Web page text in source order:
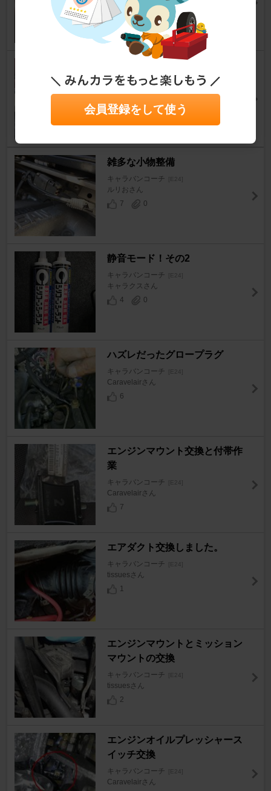
4
0
キャラバンコーチ [E24]
ルリおさん
3
0
雑多な小物整備
キャラバンコーチ [E24]
ルリおさん
7
0
静音モード！その2
キャラバンコーチ [E24]
キャラクスさん
4
0
ハズレだったグロープラグ
キャラバンコーチ [E24]
Caravelairさん
6
エンジンマウント交換と付帯作
業
キャラバンコーチ [E24]
Caravelairさん
7
エアダクト交換しました。
キャラバンコーチ [E24]
tissuesさん
1
エンジンマウントとミッション
マウントの交換
キャラバンコーチ [E24]
tissuesさん
2
エンジンオイルプレッシャース
イッチ交換
キャラバンコーチ [E24]
Caravelairさん
会員登録をして使う